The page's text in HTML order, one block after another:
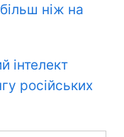
ніж на
інтелект
російських